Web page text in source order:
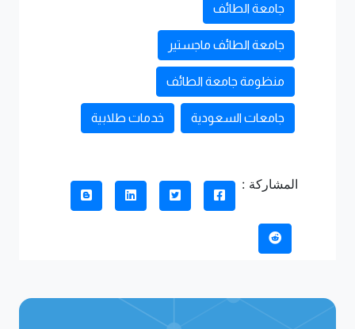
جامعة الطائف
جامعة الطائف ماجستير
منظومة جامعة الطائف
جامعات السعودية خدمات طلابية
المشاركة :